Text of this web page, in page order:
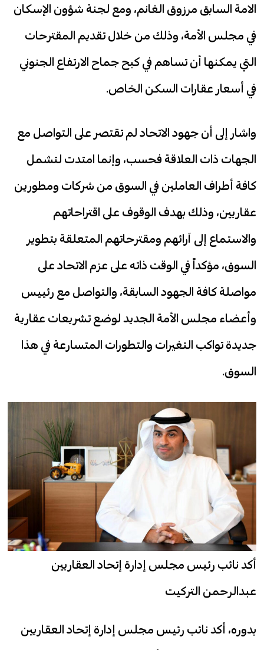
الامة السابق مرزوق الغانم، ومع لجنة شؤون الإسكان
في مجلس الأمة، وذلك من خلال تقديم المقترحات
التي يمكنها أن تساهم في كبح جماح الارتفاع الجنوني
في أسعار عقارات السكن الخاص.
واشار إلى أن جهود الاتحاد لم تقتصر على التواصل مع
الجهات ذات العلاقة فحسب، وإنما امتدت لتشمل
كافة أطراف العاملين في السوق من شركات ومطورين
عقاريين، وذلك بهدف الوقوف على اقتراحاتهم
والاستماع إلى آرائهم ومقترحاتهم المتعلقة بتطوير
السوق، مؤكداً في الوقت ذاته على عزم الاتحاد على
مواصلة كافة الجهود السابقة، والتواصل مع رئييس
وأعضاء مجلس الأمة الجديد لوضع تشريعات عقارية
جديدة تواكب التغيرات والتطورات المتسارعة في هذا
السوق.
أكد نائب رئيس مجلس إدارة إتحاد العقاريين
عبدالرحمن التركيت
بدوره، أكد نائب رئيس مجلس إدارة إتحاد العقاريين